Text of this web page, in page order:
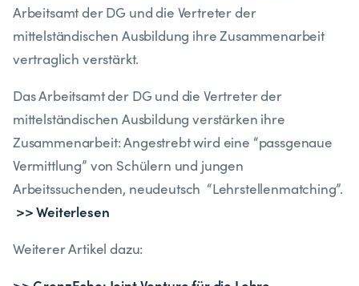
Arbeitsamt der DG und die Vertreter der
mittelständischen Ausbildung ihre Zusammenarbeit
vertraglich verstärkt.
Das Arbeitsamt der DG und die Vertreter der
mittelständischen Ausbildung verstärken ihre
Zusammenarbeit: Angestrebt wird eine “passgenaue
Vermittlung” von Schülern und jungen
Arbeitssuchenden, neudeutsch “Lehrstellenmatching”.
>> Weiterlesen
Weiterer Artikel dazu: